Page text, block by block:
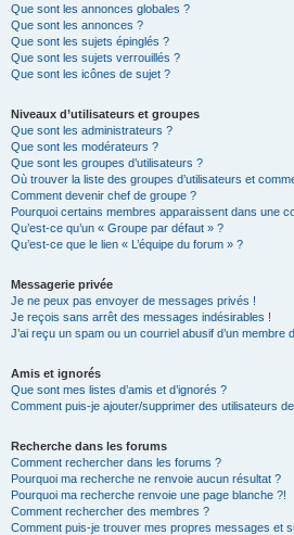
Que sont les annonces globales ?
Que sont les annonces ?
Que sont les sujets épinglés ?
Que sont les sujets verrouillés ?
Que sont les icônes de sujet ?
Niveaux d’utilisateurs et groupes
Que sont les administrateurs ?
Que sont les modérateurs ?
Que sont les groupes d’utilisateurs ?
Où trouver la liste des groupes d’utilisateurs et
Comment devenir chef de groupe ?
Pourquoi certains membres apparaissent dans une
Qu’est-ce qu’un « Groupe par défaut » ?
Qu’est-ce que le lien « L’équipe du forum » ?
Messagerie privée
Je ne peux pas envoyer de messages privés !
Je reçois sans arrêt des messages indésirables !
J’ai reçu un spam ou un courriel abusif d’un membre
Amis et ignorés
Que sont mes listes d’amis et d’ignorés ?
Comment puis-je ajouter/supprimer des utilisateurs de
Recherche dans les forums
Comment rechercher dans les forums ?
Pourquoi ma recherche ne renvoie aucun résultat ?
Pourquoi ma recherche renvoie une page blanche ?!
Comment rechercher des membres ?
Comment puis-je trouver mes propres messages et